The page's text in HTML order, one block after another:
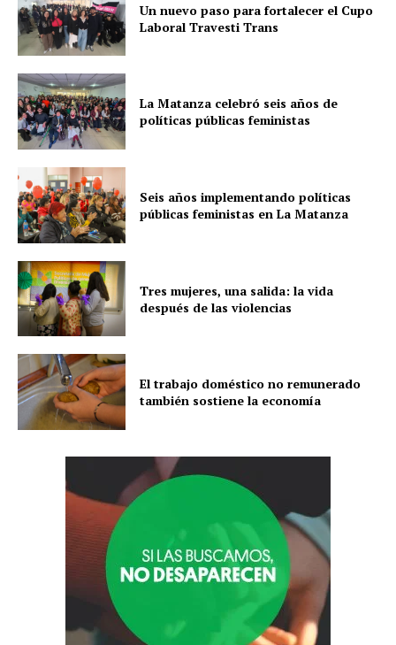
Un nuevo paso para fortalecer el Cupo
Laboral Travesti Trans
La Matanza celebró seis años de
políticas públicas feministas
Seis años implementando políticas
públicas feministas en La Matanza
Tres mujeres, una salida: la vida
después de las violencias
El trabajo doméstico no remunerado
también sostiene la economía